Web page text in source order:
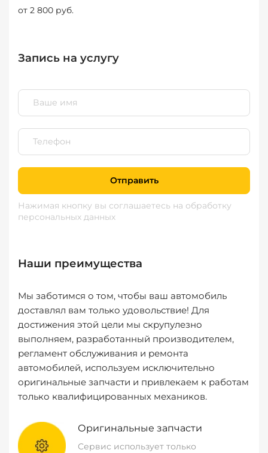
от 2 800 руб.
Запись на услугу
Отправить
Нажимая кнопку вы соглашаетесь на обработку
персональных данных
Наши преимущества
Мы заботимся о том, чтобы ваш автомобиль
доставлял вам только удовольствие! Для
достижения этой цели мы скрупулезно
выполняем, разработанный производителем,
регламент обслуживания и ремонта
автомобилей, используем исключительно
оригинальные запчасти и привлекаем к работам
только квалифицированных механиков.
Оригинальные запчасти
Сервис использует только